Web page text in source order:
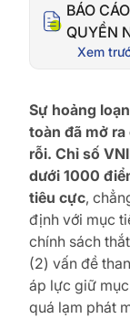
BÁO
QUYỀN
Xem
Sự hoảng
toàn đã mở
rỗi. Chỉ số
dưới 1000
tiêu cực,
định với mục
chính sách
(2) vấn đề
áp lực giữ
quá lạm phát